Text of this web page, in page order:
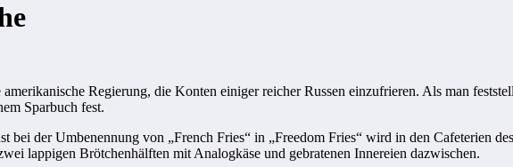
Regierung, die Konten einiger reicher Russen einzufrieren. Als man
Sparbuch fest.
der Umbenennung von „French Fries“ in „Freedom Fries“ wird in den Cafeterien
lappigen Brötchenhälften mit Analogkäse und gebratenen Innereien dazwischen.